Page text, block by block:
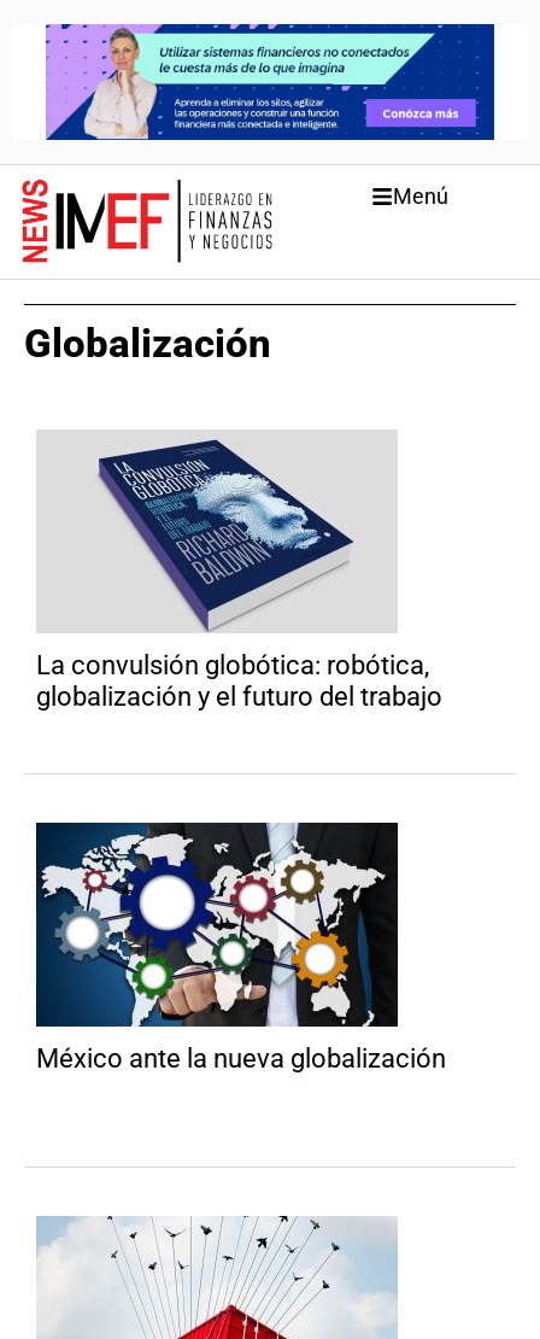
Menú
Globalización
La convulsión globótica: robótica,
globalización y el futuro del trabajo
México ante la nueva globalización